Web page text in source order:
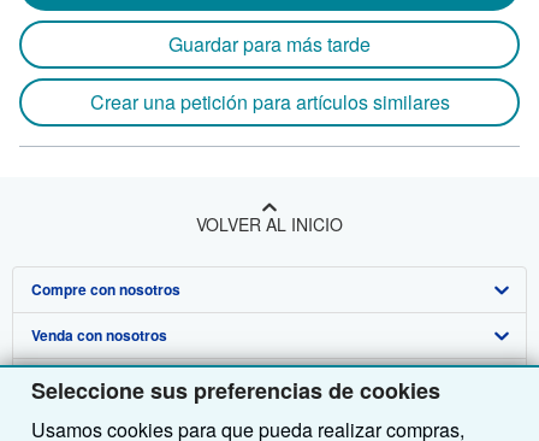
Seleccione sus preferencias de cookies
Usamos cookies para que pueda realizar compras,
Guardar para más tarde
Crear una petición para artículos similares
VOLVER AL INICIO
Compre con nosotros
Búsqueda avanzada
Colecciones
Mi cuenta
Venda con nosotros
Comenzar a vender
Únase a nuestro programa de afiliados
Sobre nosotros
Sobre IberLibro
Obtener Ayuda